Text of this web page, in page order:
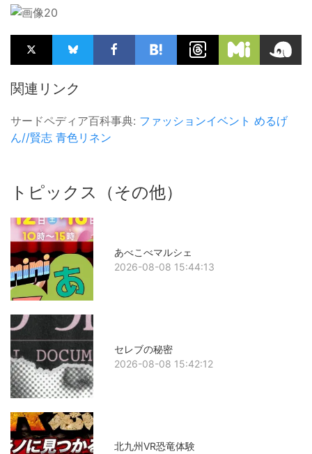
関連リンク
サードペディア百科事典: ファッションイベント めるげ
ん//賢志 青色リネン
トピックス（その他）
あべこべマルシェ
2026-08-08 15:44:13
セレブの秘密
2026-08-08 15:42:12
北九州VR恐竜体験